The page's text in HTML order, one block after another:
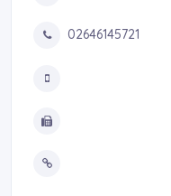
02646145721